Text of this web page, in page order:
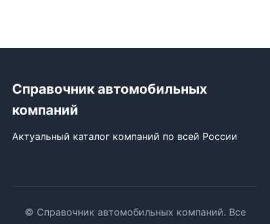
Справочник автомобильных
компаний
Актуальный каталог компаний по всей России
© Справочник автомобильных компаний. Все